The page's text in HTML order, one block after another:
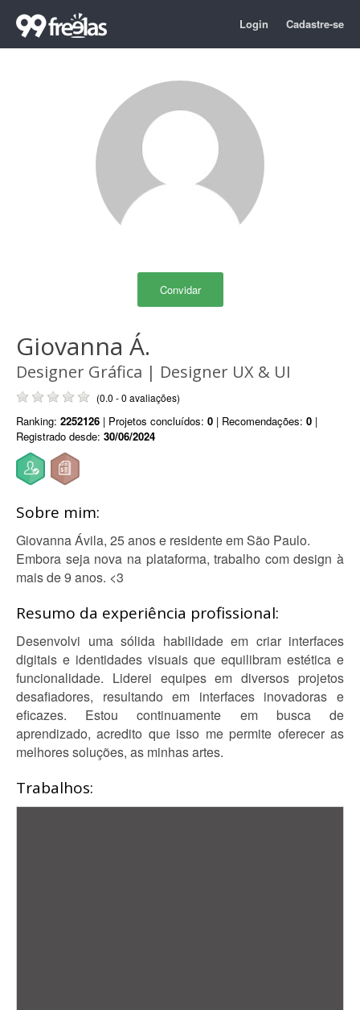
Login Cadastre-se
Convidar
Giovanna Á.
Designer Gráfica | Designer UX & UI
(0.0 - 0 avaliações)
Ranking: 2252126 | Projetos concluídos: 0 | Recomendações: 0 |
Registrado desde: 30/06/2024
Sobre mim:
Giovanna Ávila, 25 anos e residente em São Paulo.
Embora seja nova na plataforma, trabalho com design à
mais de 9 anos. <3
Resumo da experiência profissional:
Desenvolvi uma sólida habilidade em criar interfaces
digitais e identidades visuais que equilibram estética e
funcionalidade. Liderei equipes em diversos projetos
desafiadores, resultando em interfaces inovadoras e
eficazes. Estou continuamente em busca de
aprendizado, acredito que isso me permite oferecer as
melhores soluções, as minhas artes.
Trabalhos: